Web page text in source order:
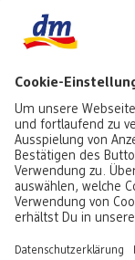
Aktuell besonders
Service &
Informationen
Rufe uns gerne an:
Du kannst uns auch